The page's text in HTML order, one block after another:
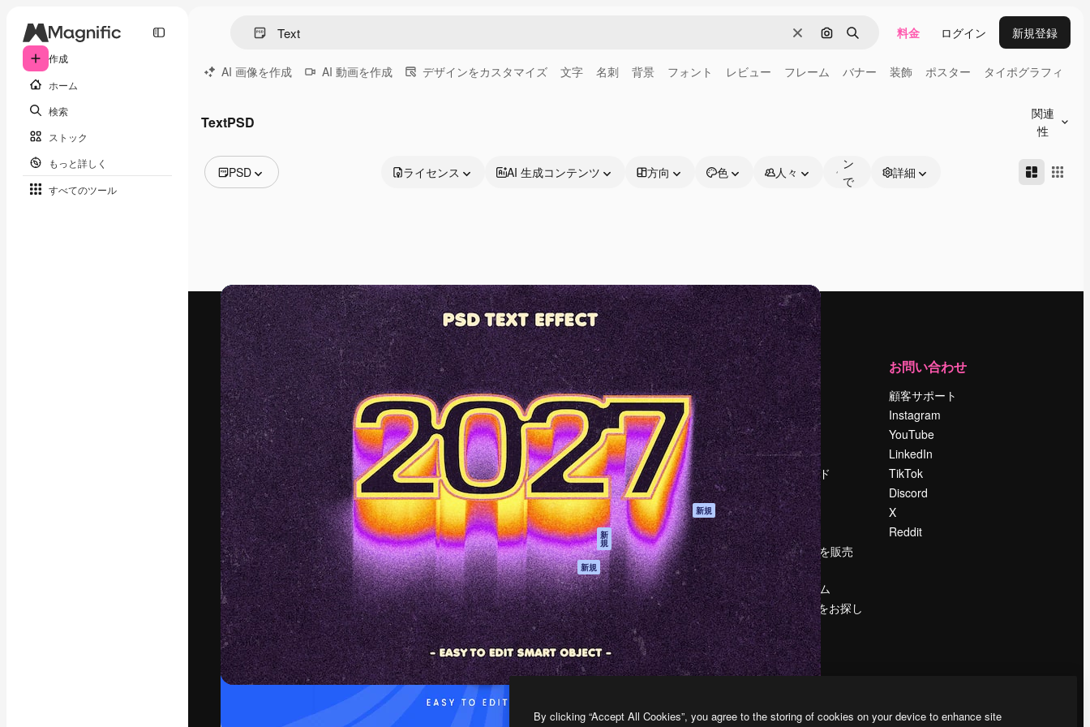
作成
ホーム
検索
ストック
もっと詳しく
すべてのツール
消去 画像で検索
検索 料金 ログイン 新規登録
AI 画像を作成 AI 動画を作成 デザインをカスタマイズ 文字 名刺 背景 フォント レビュー フレーム バナー 装飾 ポスター タイポグラフィ
TextPSD
関連
性
PSD
動画
映像素材
モーショングラフィックス
動画テンプレート
アイコン
3D モデル
フォント
ライセンス AI 生成コンテンツ 方向 色 人々
ン
で
詳細
最高のクリエイティブ制作を導くためのプラ
ットフォーム。クリエイター、企業、代理
店、スタジオを含む100万人以上が利用して
います。
日本語
製品
Spaces
AI アシスタント
AI 画像生成ツール
AI 動画生成ツール
AI 音声合成ツール
ストックコンテン
ツ
Claude/ChatGPT
向けMCP
新
規
エージェント 新規
API
モバイルアプリ
すべてのMagnificツ
ール
はじめに
Academy
ドキュメント
サポート
利用規約
プライバシーポリ
シー
オリジナル 新規
クッキーポリシー
トラストセンター
アフィリエイト
法人向け
運営
料金
会社概要
Reviews
採用情報
検索トレンド
ブログ
イベント
Slidesgo
コンテンツを販売
する
プレスルーム
magnific.aiをお探し
ですか？
お問い合わせ
顧客サポート
Instagram
YouTube
LinkedIn
TikTok
Discord
X
Reddit
Copyright © 2010- Freepik Company S.L.U.
By clicking “Accept All Cookies”, you agree to the storing of cookies on your device to enhance site